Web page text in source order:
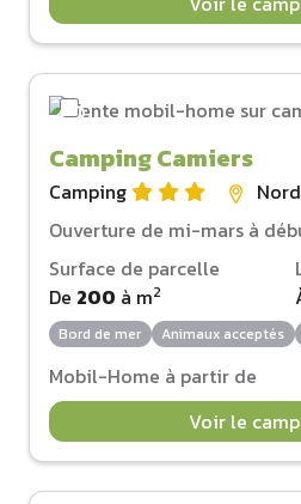
Camping Camiers
Camping
Ouverture de mi-mars à
Surface de parcelle
De 200 à m2
Bord de mer Animaux acceptés
Mobil-Home à partir de
Voir le